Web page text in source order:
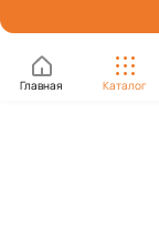
Главная Каталог